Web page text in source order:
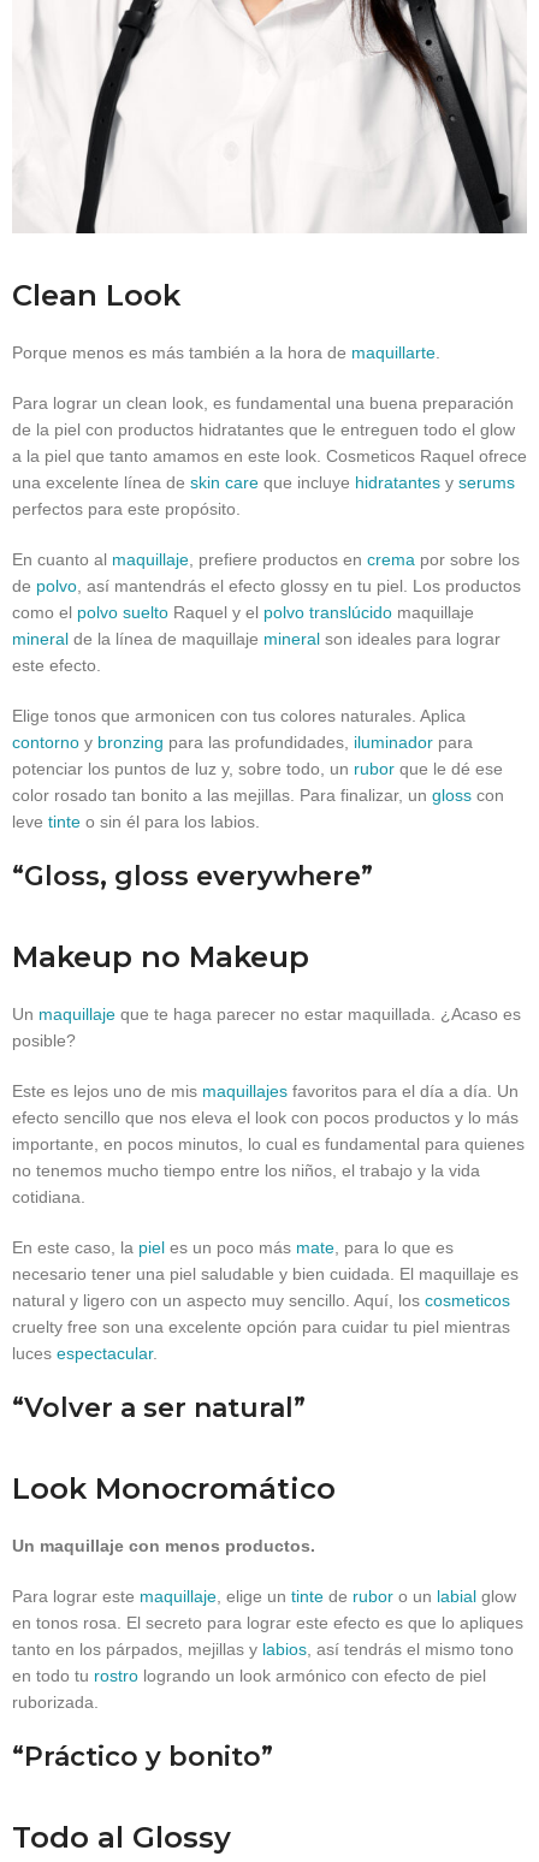
Clean Look
Porque menos es más también a la hora de maquillarte
Para lograr un clean look, es fundamental una buena preparación
de la piel con productos hidratantes que le entreguen todo el glow
a la piel que tanto amamos en este look. Cosmeticos Raquel ofrece
una excelente línea de skin care que incluye hidratantes y serums
perfectos para este propósito.
En cuanto al maquillaje , prefiere productos en crema por sobre los
de polvo , así mantendrás el efecto glossy en tu piel. Los productos
como el polvo suelto Raquel y el polvo translúcido maquillaje
mineral de la línea de maquillaje mineral son ideales para lograr
este efecto.
Elige tonos que armonicen con tus colores naturales. Aplica
contorno y bronzing para las profundidades, iluminador para
potenciar los puntos de luz y, sobre todo, un rubor que le dé ese
color rosado tan bonito a las mejillas. Para finalizar, un gloss con
leve tinte o sin él para los labios.
“Gloss, gloss everywhere”
Makeup no Makeup
Un maquillaje que te haga parecer no estar maquillada. ¿Acaso es
posible?
Este es lejos uno de mis maquillajes favoritos para el día a día. Un
efecto sencillo que nos eleva el look con pocos productos y lo más
importante, en pocos minutos, lo cual es fundamental para quienes
no tenemos mucho tiempo entre los niños, el trabajo y la vida
cotidiana.
En este caso, la piel es un poco más mate , para lo que es
necesario tener una piel saludable y bien cuidada. El maquillaje es
natural y ligero con un aspecto muy sencillo. Aquí, los cosmeticos
cruelty free son una excelente opción para cuidar tu piel mientras
luces espectacular.
“Volver a ser natural”
Look Monocromático
Un maquillaje con menos productos.
Para lograr este maquillaje , elige un tinte de rubor o un labial glow
en tonos rosa. El secreto para lograr este efecto es que lo apliques
tanto en los párpados, mejillas y labios , así tendrás el mismo tono
en todo tu rostro logrando un look armónico con efecto de piel
ruborizada.
“Práctico y bonito”
Todo al Glossy